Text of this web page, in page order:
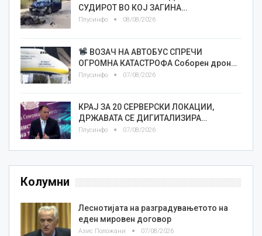
СУДИРОТ ВО КОЈ ЗАГИНА…
Плусинфо 08/08/2026
ВОЗАЧ НА АВТОБУС СПРЕЧИ
ОГРОМНА КАТАСТРОФА Соборен дрон…
Плусинфо 07/08/2026
КРАЈ ЗА 20 СЕРВЕРСКИ ЛОКАЦИИ,
ДРЖАВАТА СЕ ДИГИТАЛИЗИРА…
Плусинфо 07/08/2026
Колумни
Леснотијата на разградувањетото на
еден мировен договор
Азис Положани 07/08/2026